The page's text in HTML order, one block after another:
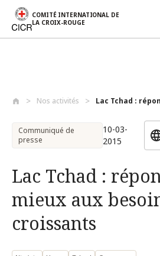
COMITÉ INTERNATIONAL DE
LA CROIX-ROUGE
Nos activités Lac Tchad :
Communiqué de
presse
10-03-
2015
Lac Tchad :
mieux aux
croissants